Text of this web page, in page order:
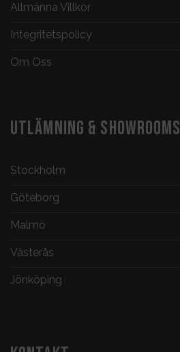
Allmänna Villkor
Integritetspolicy
Om Oss
UTLÄMNING & SHOWROOMS
Stockholm
Göteborg
Malmö
Västerås
Jönköping